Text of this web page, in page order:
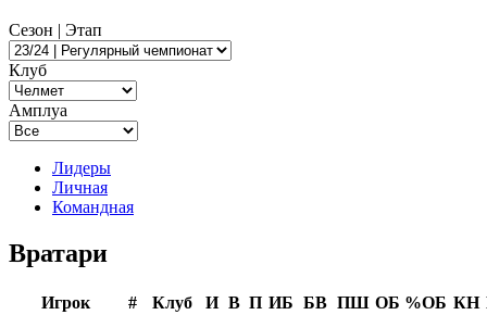
Сезон | Этап
Клуб
Амплуа
Лидеры
Личная
Командная
Вратари
Игрок # Клуб И В П ИБ БВ ПШ ОБ %ОБ КН